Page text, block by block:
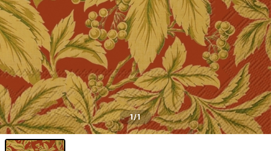
1/1